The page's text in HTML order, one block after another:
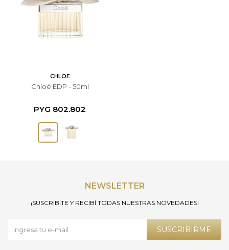
CHLOE
Chloé EDP - 50ml
PYG 802.802
NEWSLETTER
¡SUSCRIBITE Y RECIBÍ TODAS NUESTRAS NOVEDADES!
SUSCRIBIRME